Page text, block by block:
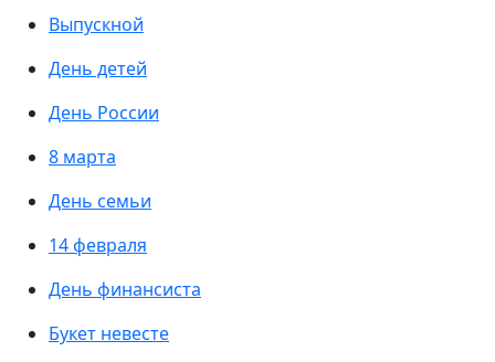
Выпускной
День детей
День России
8 марта
День семьи
14 февраля
День финансиста
Букет невесте